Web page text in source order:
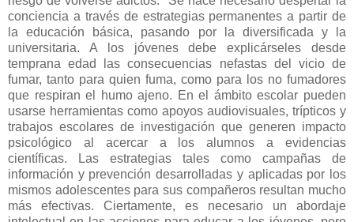
conciencia a través de estrategias permanentes a partir de
la educación básica, pasando por la diversificada y la
universitaria. A los jóvenes debe explicárseles desde
temprana edad las consecuencias nefastas del vicio de
fumar, tanto para quien fuma, como para los no fumadores
que respiran el humo ajeno. En el ámbito escolar pueden
usarse herramientas como apoyos audiovisuales, trípticos y
trabajos escolares de investigación que generen impacto
psicológico al acercar a los alumnos a evidencias
científicas. Las estrategias tales como campañas de
información y prevención desarrolladas y aplicadas por los
mismos adolescentes para sus compañeros resultan mucho
más efectivas. Ciertamente, es necesario un abordaje